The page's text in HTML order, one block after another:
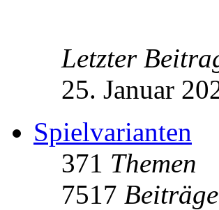
Letzter
25. Januar
Spielvarianten
371 Themen
7517 Beiträge